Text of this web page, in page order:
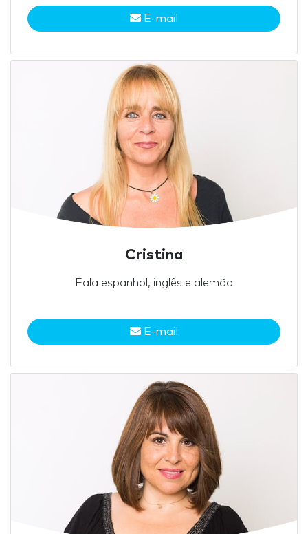
E-mail
Cristina
Fala espanhol, inglês e alemão
E-mail